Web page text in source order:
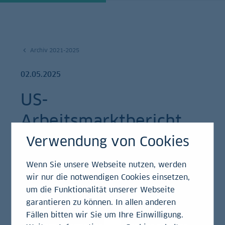
Archiv 2021-2025
02.05.2025
US-
Arbeitsmarktbericht
April 2025
Einschätzung
Das US-Arbeitsministerium hat soeben seinen
Verwendung von Cookies
Wenn Sie unsere Webseite nutzen, werden
wir nur die notwendigen Cookies einsetzen,
um die Funktionalität unserer Webseite
garantieren zu können. In allen anderen
Fällen bitten wir Sie um Ihre Einwilligung.